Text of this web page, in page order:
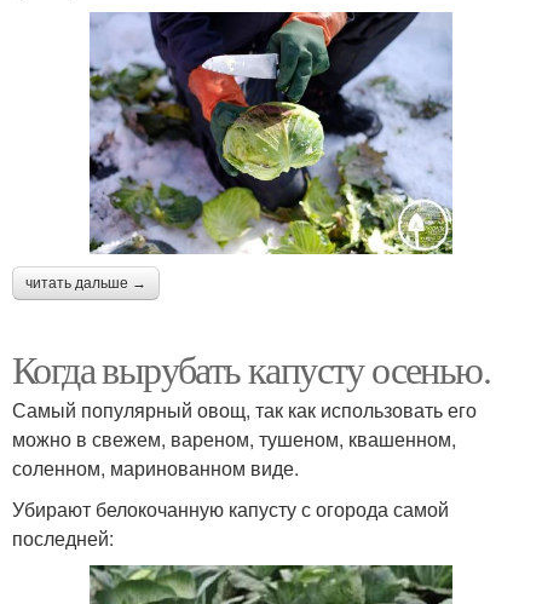
читать дальше →
Когда вырубать капусту осенью.
Самый популярный овощ, так как использовать его
можно в свежем, вареном, тушеном, квашенном,
соленном, маринованном виде.
Убирают белокочанную капусту с огорода самой
последней: